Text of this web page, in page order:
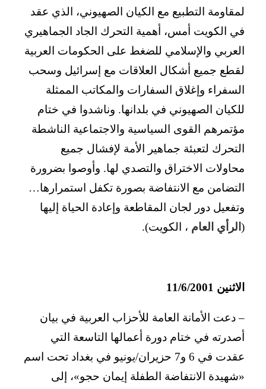
لمقاومة التطبيع مع الكيان الصهيوني، الذي عقد
في الكويت أمس، أهمية التحرك الجاد الجماهيري
العربي والإسلامي للضغط على الحكومات العربية
لقطع جميع أشكال العلاقات مع إسرائيل وسحب
السفراء وإغلاق السفارات والمكاتب الممثلة
للكيان الصهيوني في بلدانها. وناشدوا في ختام
مؤتمرهم القوى السياسية والاجتماعية الناشطة
التحرك لتعبئة جماهير الأمة لإفشال جميع
محاولات الاختراق والتصدي لها. وأوصوا بضرورة
التضامن مع الانتفاضة بصورة تكفل استمرارها…
وتفعيل دور لجان المقاطعة وإعادة الحياة إليها
( الرأي العام ، الكويت).
الاثنين 11/6/2001
– دعت الأمانة العامة للأحزاب العربية في بيان
أصدرته في ختام دورة أعمالها التاسعة التي
عقدت في 6 و7 حزيران/يونيو في بغداد تحت اسم
«شهيدة الانتفاضة الطفلة إيمان حجو»، إلى